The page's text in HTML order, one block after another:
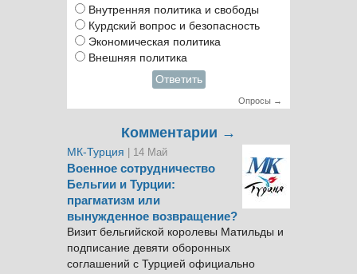
Внутренняя политика и свободы
Курдский вопрос и безопасность
Экономическая политика
Внешняя политика
Ответить
Опросы →
Комментарии →
МК-Турция | 14 Май
Военное сотрудничество
Бельгии и Турции:
прагматизм или
вынужденное возвращение?
Визит бельгийской королевы Матильды и
подписание девяти оборонных
соглашений с Турцией официально